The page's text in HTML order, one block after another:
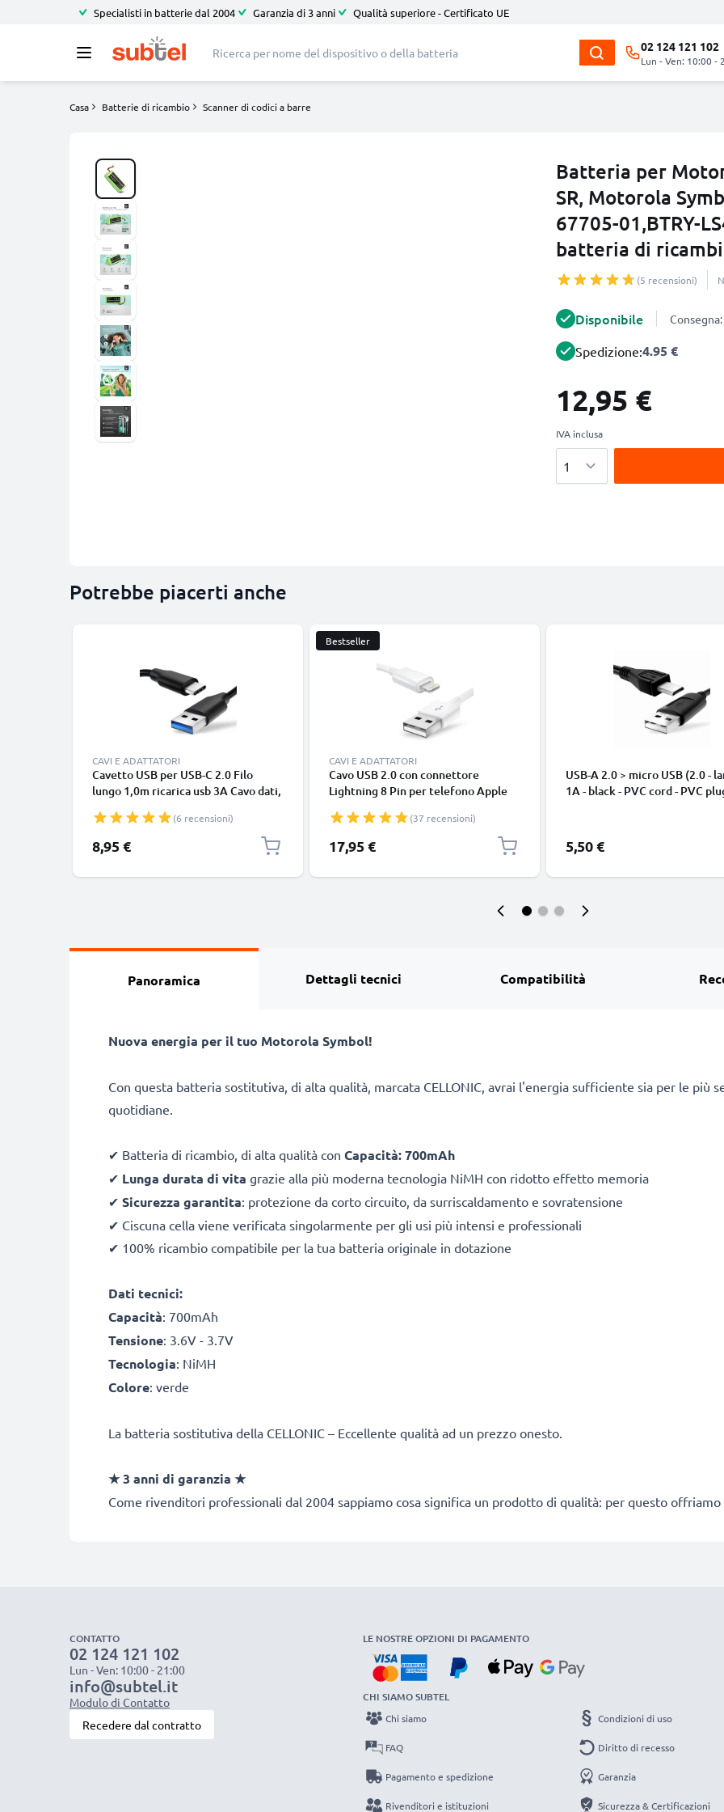
Specialisti in batterie dal 2004 Garanzia di 3 anni Qualità superiore - Certificato UE
02 124 121 102
Lun - Ven: 10:00 -
Casa Batterie di ricambio Scanner di codici a barre
Batteria per
SR, Motorola
67705-01,BTRY-
batteria di
(5 recensioni)
Disponibile
Spedizione:4.95 €
12,95 €
IVA inclusa
Potrebbe piacerti anche
CAVI E ADATTATORI
Cavetto USB per USB-C 2.0 Filo
lungo 1,0m ricarica usb 3A Cavo dati,
smartphone (Samsung, Huawei,
Google Pixel), fotocamera Canon,
Panasonic Lumix, Sony connettore
(6 recensioni)
8,95 €
Bestseller
CAVI E ADATTATORI
Cavo USB 2.0 con connettore
Lightning 8 Pin per telefono Apple
SE filo di 1m cavetto dati & ricarica
in bianco per cellulare
(37 recensioni)
17,95 €
USB-A 2.0 > micro USB (2.0 -
1A - black - PVC cord - PVC
5,50 €
Panoramica Dettagli tecnici Compatibilità
Nuova energia per il tuo Motorola Symbol!
Con questa batteria sostitutiva, di alta qualità, marcata CELLONIC, avrai l'energia sufficiente sia per le più
quotidiane.
✔ Batteria di ricambio, di alta qualità con Capacità: 700mAh
✔ Lunga durata di vita grazie alla più moderna tecnologia NiMH con ridotto effetto memoria
✔ Sicurezza garantita: protezione da corto circuito, da surriscaldamento e sovratensione
✔ Ciscuna cella viene verificata singolarmente per gli usi più intensi e professionali
✔ 100% ricambio compatibile per la tua batteria originale in dotazione
Dati tecnici:
Capacità: 700mAh
Tensione: 3.6V - 3.7V
Tecnologia: NiMH
Colore: verde
La batteria sostitutiva della CELLONIC – Eccellente qualità ad un prezzo onesto.
★ 3 anni di garanzia ★
Come rivenditori professionali dal 2004 sappiamo cosa significa un prodotto di qualità: per questo offriamo
CONTATTO
02 124 121 102
Lun - Ven: 10:00 - 21:00
info@subtel.it
Modulo di Contatto
Recedere dal contratto
LE NOSTRE OPZIONI DI PAGAMENTO
CHI SIAMO SUBTEL
Chi siamo
FAQ
Pagamento e spedizione
Rivenditori e istituzioni
Condizioni di uso
Diritto di recesso
Garanzia
Sicurezza & Certificazioni